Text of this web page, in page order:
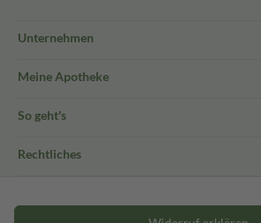
Unternehmen
Meine Apotheke
So geht's
Rechtliches